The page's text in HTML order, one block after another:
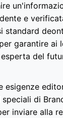
e
standard
garantire ai
del
esigenze
di
inviare alla